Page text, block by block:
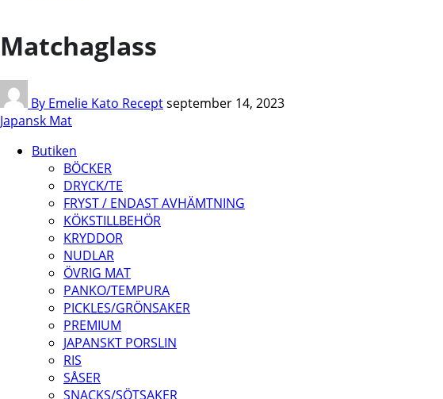
Matchaglass
By Emelie Kato Receptseptember 14, 2023
Japansk Mat
Butiken
BÖCKER
DRYCK/TE
FRYST / ENDAST AVHÄMTNING
KÖKSTILLBEHÖR
KRYDDOR
NUDLAR
ÖVRIG MAT
PANKO/TEMPURA
PICKLES/GRÖNSAKER
PREMIUM
JAPANSKT PORSLIN
RIS
SÅSER
SNACKS/SÖTSAKER